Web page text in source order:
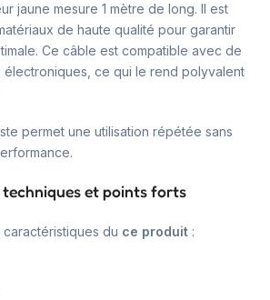
jaune mesure 1 mètre de long. Il est
de haute qualité pour garantir
Ce câble est compatible avec de
électroniques, ce qui le rend polyvalent
permet une utilisation répétée sans
et points forts
du ce produit :